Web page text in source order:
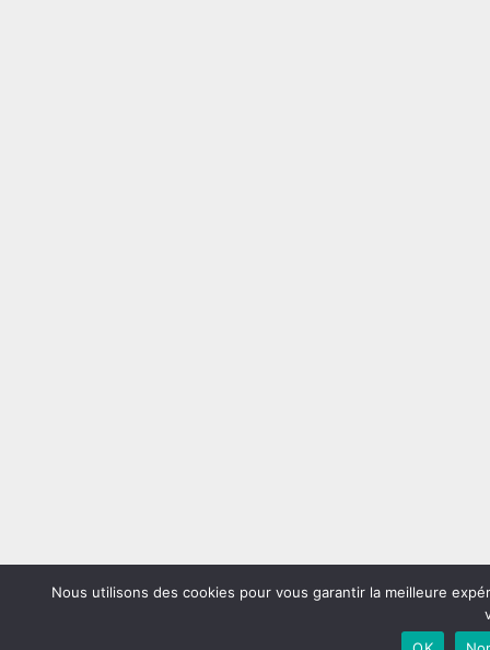
Nous utilisons des cookies pour vous garantir la meilleure